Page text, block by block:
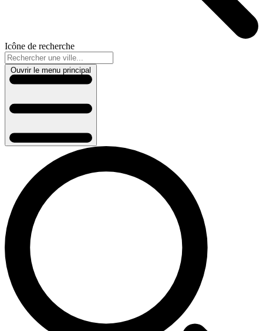
Icône de recherche
Ouvrir le menu principal